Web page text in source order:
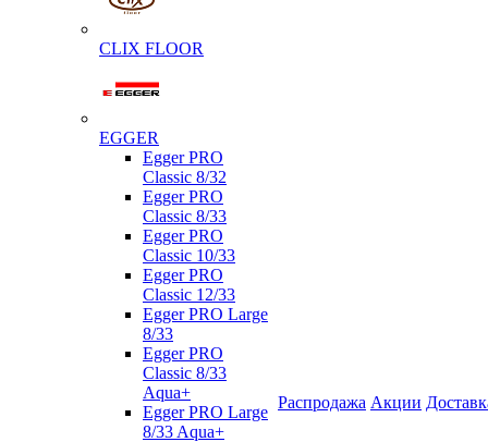
CLIX FLOOR
EGGER
Egger PRO
Classic 8/32
Egger PRO
Classic 8/33
Egger PRO
Classic 10/33
Egger PRO
Classic 12/33
Egger PRO Large
8/33
Egger PRO
Classic 8/33
Aqua+
Egger PRO Large
8/33 Aqua+
Распродажа Акции